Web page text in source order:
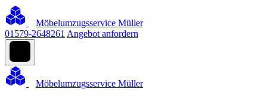
Möbelumzugsservice Müller
01579-2648261 Angebot anfordern
Möbelumzugsservice Müller